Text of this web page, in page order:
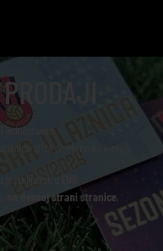
stiže direktno na e-mail.
isključivo u
na desnoj strani stranice,